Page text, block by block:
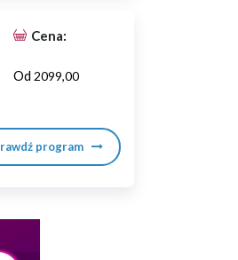
Cena:
Od 2099,00
program